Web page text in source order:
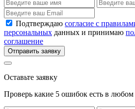
Подтверждаю согласие с
персональных данных и принимаю
соглашение
Отправить заявку
Оставьте заявку
Проверь какие 5 ошибок есть в любом